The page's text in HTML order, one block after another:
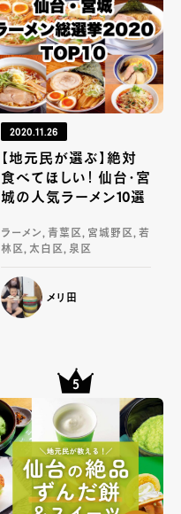
2020.11.26
【地元民が選ぶ】絶対
食べてほしい！ 仙台・宮
城の人気ラーメン10選
ラーメン, 青葉区, 宮城野区, 若
林区, 太白区, 泉区
メリ田